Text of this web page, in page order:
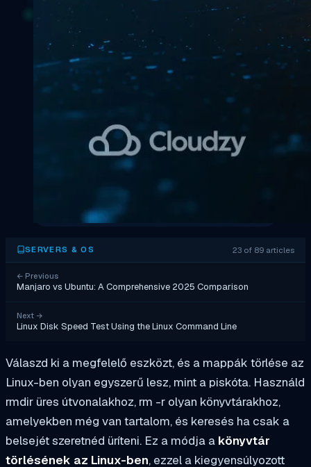
SERVERS & OS 23 of 89 articles
← Previous
Manjaro vs Ubuntu: A Comprehensive 2025 Comparison
Next →
Linux Disk Speed Test Using the Linux Command Line
Válaszd ki a megfelelő eszközt, és a mappák törlése az
Linux-ben olyan egyszerű lesz, mint a piskóta. Használd
rmdir üres útvonalakhoz, rm -r olyan könyvtárakhoz,
amelyekben még van tartalom, és keresés ha csak a
belsejét szeretnéd üríteni. Ez a módja a könyvtár
törlésének az Linux-ben, ezzel a kiegyensúlyozott